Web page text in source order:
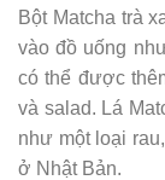
Bột Matcha trà
vào đồ uống
có thể được
và salad. Lá
như một loại
ở Nhật Bản.